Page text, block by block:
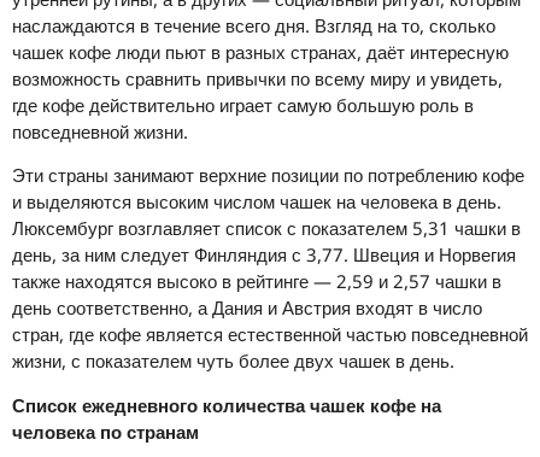
наслаждаются в течение всего дня. Взгляд на то, сколько
чашек кофе люди пьют в разных странах, даёт интересную
возможность сравнить привычки по всему миру и увидеть,
где кофе действительно играет самую большую роль в
повседневной жизни.
Эти страны занимают верхние позиции по потреблению кофе
и выделяются высоким числом чашек на человека в день.
Люксембург возглавляет список с показателем 5,31 чашки в
день, за ним следует Финляндия с 3,77. Швеция и Норвегия
также находятся высоко в рейтинге — 2,59 и 2,57 чашки в
день соответственно, а Дания и Австрия входят в число
стран, где кофе является естественной частью повседневной
жизни, с показателем чуть более двух чашек в день.
Список ежедневного количества чашек кофе на
человека по странам